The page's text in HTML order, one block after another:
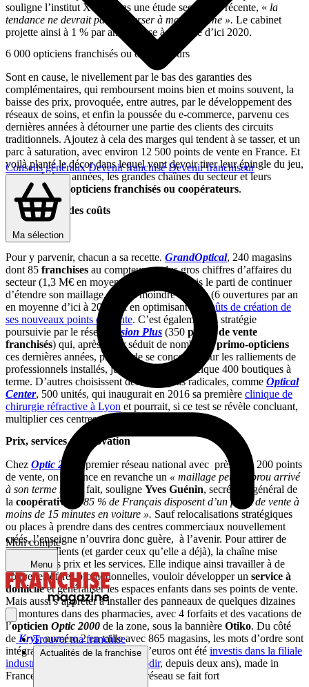
Conseils générauxDevenir franchiséDevenir franchiseur
Ma sélection
Mon compte
Menu
Trouver ma franchise
Actualités de la franchise
souligne l’institut Xerfi, dans une étude sectorielle récente, « la
tendance ne devrait pas s’inverser à moyen terme ». Le cabinet
projette ainsi à 1 % par an la baisse à attendre d’ici 2020.
6 000 opticiens franchisés ou coopérateurs
Sont en cause, le nivellement par le bas des garanties des
complémentaires, qui remboursent moins bien et moins souvent, la
baisse des prix, provoquée, entre autres, par le développement des
réseaux de soins, et enfin la poussée du e-commerce, parvenu ces
dernières années à détourner une partie des clients des circuits
traditionnels. Ajoutez à cela des marges qui tendent à se tasser, et un
parc à saturation, avec environ 12 500 points de vente en France. Et
voilà planté le décor dans lequel vont devoir tirer leur épingle du jeu,
ces prochaines années, les grandes chaînes du secteur et leurs
quelque6 000 opticiens franchisés ou coopérateurs.
Optimisation des coûts
Pour y parvenir, chacun a sa recette. GrandOptical, 240 magasins
dont 85 franchises au compteur, et plus gros chiffres d’affaires du
secteur (1,3 M€ en moyenne par unité), a pris le parti de continuer
d’étendre son maillage, mais à moindre rythme (6 ouvertures par an
en moyenne d’ici à 2019) et en optimisant les
coûts de création de
ses nouveaux points de vente. C’est également la stratégie
poursuivie par le réseau
Vision Plus (350 points de vente
franchisés) qui, après avoir séduit de nombreuxprimo-opticiens
ces dernières années, prévoit de se concentrer sur les ralliements de
professionnels installés, jusqu’à atteindre quelque 400 boutiques à
terme. D’autres choisissent des voies plus radicales, comme Optical
Center, 500 unités, qui inaugurait en 2016 sa première clinique de
chirurgie réfractive à Lyon et pourrait, si ce test se révèle concluant,
multiplier ces centres de profits en France.
Prix, services et innovation
Chez Optic 2000
, premier réseau national avec près de 1 200 points
de vente, on annonce en revanche un « maillage peu ou prou arrivé
à son terme ».
De fait, souligne Yves Guénin, secrétaire général de
la coopérative , «85 % de Français disposent d’un point de vente à
moins de 15 minutes en voiture ». Sauf relocalisations stratégiques
ou places à prendre dans des centres commerciaux nouvellement
créés, l’enseigne n’ouvrira donc guère, à l’avenir. Pour attirer de
nouveaux clients (et garder ceux qu’elle a déjà), la chaîne mise
plutôt sur les prix et les services. Elle indique ainsi travailler à de
nouvelles offres promotionnelles, vouloir développer un service à
domicileet généraliser les espaces enfants dans ses points de vente.
Mais aussi s’apprêter à installer des panneaux de quelques dizaines
de montures dans des pharmacies, avec 4 forfaits et des vacations de
l’opticien Optic 2000 de la zone, sous la bannière Otiko. Du côté
de Krys, numéro 2 en taille avec 865 magasins, les mots d’ordre sont
intégration verticale (9 millions d’euros ont été investis dans la filiale
industrielle de
, Codir, depuis deux ans), made in
France et innovation. La tête de réseau se fait fort